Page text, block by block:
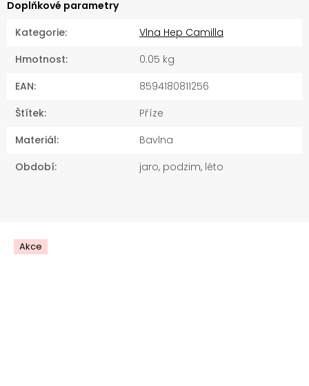
Doplňkové parametry
Kategorie:
Vlna Hep Camilla
Hmotnost:
0.05 kg
EAN:
8594180811256
Štítek:
Příze
Materiál:
Bavlna
Období: jaro, podzim, léto
Akce